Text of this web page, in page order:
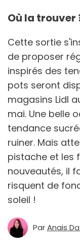
Où la trouver
Cette sortie
de proposer
inspirés des
pots seront
magasins Lidl
mai. Une belle
tendance
ruiner. Mais
pistache et les
nouveautés, il
risquent de
soleil !
ParAnais